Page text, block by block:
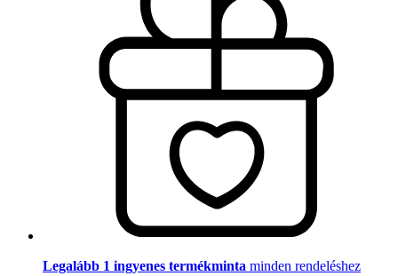
Legalább 1 ingyenes termékminta minden rendeléshez